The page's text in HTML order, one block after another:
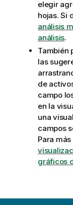
elegir
hojas.Si
análisis
análisis.
También
las
de
campo
en la
una
campos
Para
gráficos